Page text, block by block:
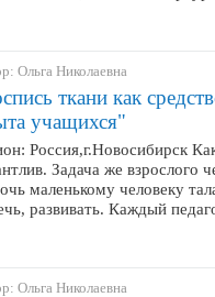
Ольга Николаевна
ткани как
учащихся"
Россия,г.Новосибирск
Задача же взрослого
маленькому человеку
развивать. Каждый
Ольга Николаевна